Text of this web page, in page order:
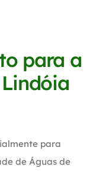
para a
para
de Águas de